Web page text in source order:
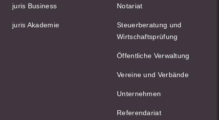
juris Business
juris Akademie
Notariat
Steuerberatung und
Wirtschaftsprüfung
Öffentliche Verwaltung
Vereine und Verbände
Unternehmen
Referendariat